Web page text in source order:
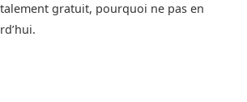
gratuit, pourquoi ne pas en